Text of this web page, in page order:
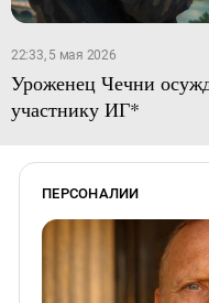
22:33, 5 мая 2026
Уроженец Чечни
участнику ИГ*
ПЕРСОНАЛИИ